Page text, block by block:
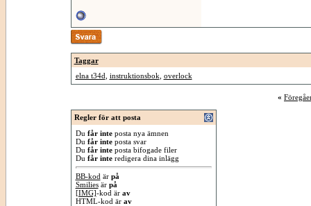
Taggar
elna t34d instruktionsbok overlock
«
Regler för att posta
Du får inteposta nya ämnen
Du får inteposta svar
Du får inteposta bifogade filer
Du får interedigera dina inlägg
BB-kod är på
Smiliesär på
[IMG]-kod är av
HTML-kod är av